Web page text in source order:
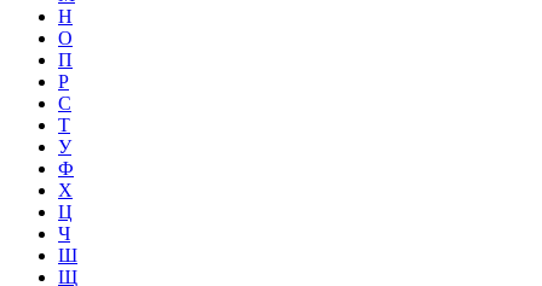
Н
О
П
Р
С
Т
У
Ф
Х
Ц
Ч
Ш
Щ